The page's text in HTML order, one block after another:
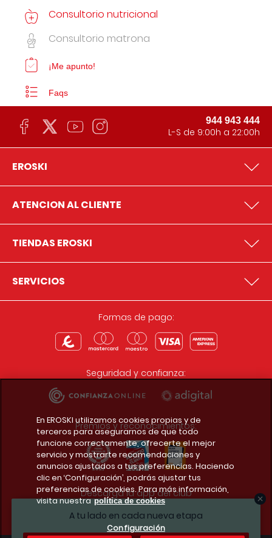
A tu lado en cada nueva etapa
Consultorio nutricional
Consultorio matrona
¡Me apunto!
Faqs
944 943 444
L-S de 9:00h a 22:00h
EROSKI
ATENCION AL CLIENTE
TIENDAS EROSKI
SERVICIOS
Formas de pago:
Seguridad y confianza:
Premios y reconocimientos:
Descarga la app del club
En EROSKI utilizamos cookies propias y de
terceros para asegurarnos de que todo
funcione correctamente, ofrecerte el mejor
servicio y mostrarte recomendaciones y
anuncios ajustados a tus preferencias. Haciendo
clic en ‘Configuración’, podrás ajustar tus
preferencias de cookies. Para más información,
visita nuestra política de cookies
Configuración